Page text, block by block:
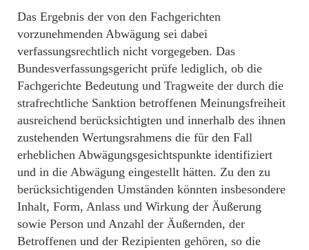
Das Ergebnis der von den Fachgerichten
vorzunehmenden Abwägung sei dabei
verfassungsrechtlich nicht vorgegeben. Das
Bundesverfassungsgericht prüfe lediglich, ob die
Fachgerichte Bedeutung und Tragweite der durch die
strafrechtliche Sanktion betroffenen Meinungsfreiheit
ausreichend berücksichtigten und innerhalb des ihnen
zustehenden Wertungsrahmens die für den Fall
erheblichen Abwägungsgesichtspunkte identifiziert
und in die Abwägung eingestellt hätten. Zu den zu
berücksichtigenden Umständen könnten insbesondere
Inhalt, Form, Anlass und Wirkung der Äußerung
sowie Person und Anzahl der Äußernden, der
Betroffenen und der Rezipienten gehören, so die